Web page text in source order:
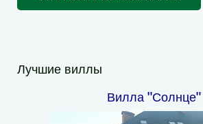
Лучшие виллы
Вилла "Солнце"